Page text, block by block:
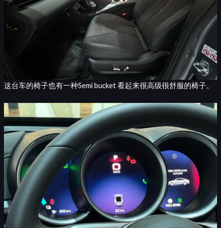
这台车的椅子也有一种Semi bucket 看起来很高级很舒服的椅子。